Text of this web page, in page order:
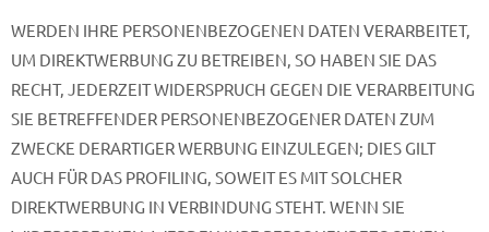
WERDEN IHRE PERSONENBEZOGENEN DATEN VERARBEITET,
UM DIREKTWERBUNG ZU BETREIBEN, SO HABEN SIE DAS
RECHT, JEDERZEIT WIDERSPRUCH GEGEN DIE VERARBEITUNG
SIE BETREFFENDER PERSONENBEZOGENER DATEN ZUM
ZWECKE DERARTIGER WERBUNG EINZULEGEN; DIES GILT
AUCH FÜR DAS PROFILING, SOWEIT ES MIT SOLCHER
DIREKTWERBUNG IN VERBINDUNG STEHT. WENN SIE